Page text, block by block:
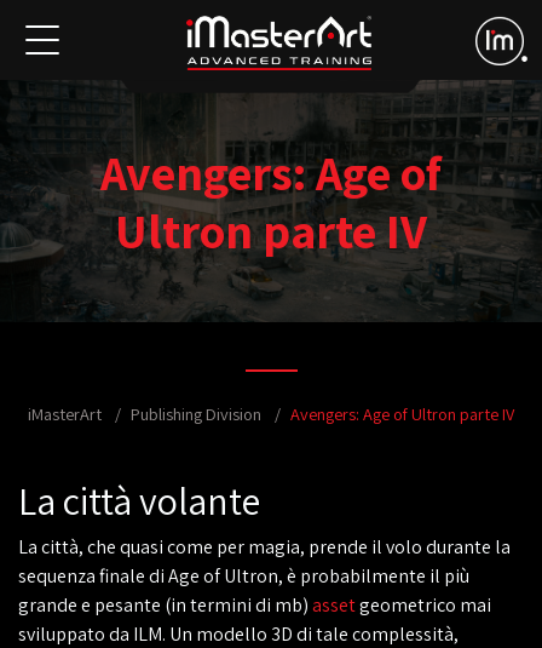
Avengers: Age of
Ultron parte IV
iMasterArt Publishing Division Avengers: Age of Ultron parte IV
La città volante
La città, che quasi come per magia, prende il volo durante la
sequenza finale di Age of Ultron, è probabilmente il più
grande e pesante (in termini di mb)assetgeometrico mai
sviluppato da ILM. Un modello 3D di tale complessità,